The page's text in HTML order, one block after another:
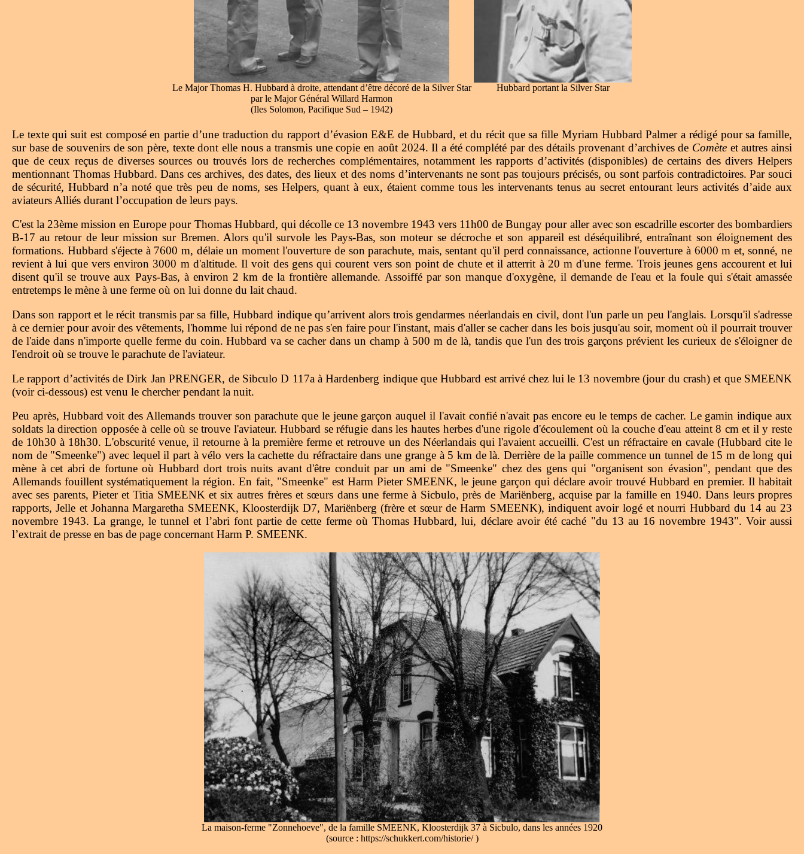
Le Major Thomas H. Hubbard à droite, attendant d’être décoré de la Silver Star
par le Major Général Willard Harmon
(Iles Solomon, Pacifique Sud – 1942)
Hubbard portant la Silver Star
Le texte qui suit est composé en partie d’une traduction du rapport d’évasion E&E de Hubbard, et du récit que sa fille Myriam Hubbard Palmer a rédigé pour sa famille,
sur base de souvenirs de son père, texte dont elle nous a transmis une copie en août 2024. Il a été complété par des détails provenant d’archives de Comèteet autres ainsi
que de ceux reçus de diverses sources ou trouvés lors de recherches complémentaires, notamment les rapports d’activités (disponibles) de certains des divers Helpers
mentionnant Thomas Hubbard. Dans ces archives, des dates, des lieux et des noms d’intervenants ne sont pas toujours précisés, ou sont parfois contradictoires. Par souci
de sécurité, Hubbard n’a noté que très peu de noms, ses Helpers, quant à eux, étaient comme tous les intervenants tenus au secret entourant leurs activités d’aide aux
aviateurs Alliés durant l’occupation de leurs pays.
C'est la 23ème mission en Europe pour Thomas Hubbard, qui décolle ce 13 novembre 1943 vers 11h00 de Bungay pour aller avec son escadrille escorter des bombardiers
B-17 au retour de leur mission sur Bremen. Alors qu'il survole les Pays-Bas, son moteur se décroche et son appareil est déséquilibré, entraînant son éloignement des
formations. Hubbard s'éjecte à 7600 m, délaie un moment l'ouverture de son parachute, mais, sentant qu'il perd connaissance, actionne l'ouverture à 6000 m et, sonné, ne
revient à lui que vers environ 3000 m d'altitude. Il voit des gens qui courent vers son point de chute et il atterrit à 20 m d'une ferme. Trois jeunes gens accourent et lui
disent qu'il se trouve aux Pays-Bas, à environ 2 km de la frontière allemande. Assoiffé par son manque d'oxygène, il demande de l'eau et la foule qui s'était amassée
entretemps le mène à une ferme où on lui donne du lait chaud.
Dans son rapport et le récit transmis par sa fille, Hubbard indique qu’arrivent alors trois gendarmes néerlandais en civil, dont l'un parle un peu l'anglais. Lorsqu'il s'adresse
à ce dernier pour avoir des vêtements, l'homme lui répond de ne pas s'en faire pour l'instant, mais d'aller se cacher dans les bois jusqu'au soir, moment où il pourrait trouver
de l'aide dans n'importe quelle ferme du coin. Hubbard va se cacher dans un champ à 500 m de là, tandis que l'un des trois garçons prévient les curieux de s'éloigner de
l'endroit où se trouve le parachute de l'aviateur.
Le rapport d’activités de Dirk Jan PRENGER, de Sibculo D 117a à Hardenberg indique que Hubbard est arrivé chez lui le 13 novembre (jour du crash) et que SMEENK
(voir ci-dessous) est venu le chercher pendant la nuit.
Peu après, Hubbard voit des Allemands trouver son parachute que le jeune garçon auquel il l'avait confié n'avait pas encore eu le temps de cacher. Le gamin indique aux
soldats la direction opposée à celle où se trouve l'aviateur. Hubbard se réfugie dans les hautes herbes d'une rigole d'écoulement où la couche d'eau atteint 8 cm et il y reste
de 10h30 à 18h30. L'obscurité venue, il retourne à la première ferme et retrouve un des Néerlandais qui l'avaient accueilli. C'est un réfractaire en cavale (Hubbard cite le
nom de "Smeenke") avec lequel il part à vélo vers la cachette du réfractaire dans une grange à 5 km de là. Derrière de la paille commence un tunnel de 15 m de long qui
mène à cet abri de fortune où Hubbard dort trois nuits avant d'être conduit par un ami de "Smeenke" chez des gens qui "organisent son évasion", pendant que des
Allemands fouillent systématiquement la région. En fait, "Smeenke" est Harm Pieter SMEENK, le jeune garçon qui déclare avoir trouvé Hubbard en premier. Il habitait
avec ses parents, Pieter et Titia SMEENK et six autres frères et sœurs dans une ferme à Sicbulo, près de Mariënberg, acquise par la famille en 1940. Dans leurs propres
rapports, Jelle et Johanna Margaretha SMEENK, Kloosterdijk D7, Mariënberg (frère et sœur de Harm SMEENK), indiquent avoir logé et nourri Hubbard du 14 au 23
novembre 1943. La grange, le tunnel et l’abri font partie de cette ferme où Thomas Hubbard, lui, déclare avoir été caché "du 13 au 16 novembre 1943". Voir aussi
l’extrait de presse en bas de page concernant Harm P. SMEENK.
La maison-ferme "Zonnehoeve", de la famille SMEENK, Kloosterdijk 37 à Sicbulo, dans les années 1920
(source : https://schukkert.com/historie/ )